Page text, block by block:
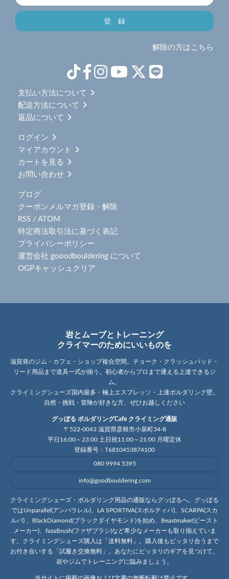
解除の方はこちら
支払い方法について
配送方法について
返品について
ログイン
マイアカウント
カートを見る
お問い合わせ
ブログ
クーポンメルマガ登録・解除
RSS / ATOM
特定商法取引法に基づく表記
プライバシーポリシー
運営会社 gooodbouldering について
OGPキャッシュクリア
岩とムーブとトレーニング
クライマーのためにいいものを
滋賀発のジム・カフェ・ショップ複合空間。チョーク・クラッシュパッド・
リード用品まで道具一式が揃う。初心者からプロまで通える上達できるジ
ム。
クライミングシューズ国内最多・極上エスプレッソ・上達ボルダリング壁。
自然・挑戦・冒険が好きな方、ぜひお越しください
グッぼる ボルダリングCafe クライミング通販
〒522-0043 滋賀県彦根市小泉町34-8
平日16:00～23:00 土日祝11:00～21:00 月曜定休
登録番号：T6810453874100
080 9994 5395
info@goodbouldering.com
クライミングシューズ・ボルダリング用品の通販ならグッぼるへ。グッぼる
ではUnparallel(アンパラレル)、LA SPORTIVA(スポルティバ)、SCARPA(スカ
ルパ) 、BlackDiamond(ブラックダイヤモンド)を始め、Beastmaker(ビースト
メーカー)、fazaBrush(ファザブラシ)など希少なメーカーも取り揃えていま
す。クライミングシューズ購入は「送料無料」。購入後もピッタリ合うまで
お付き合いする「試履き交換無料」。あなたにピッタリのギアを見つけて、
岩やジムでトレーニングに臨みましょう。